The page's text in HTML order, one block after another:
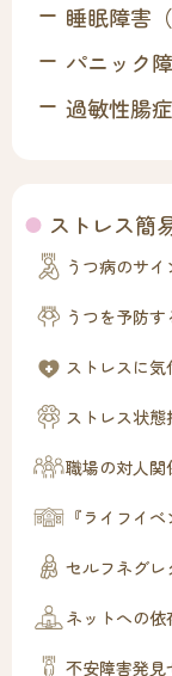
睡眠障害
パニック
過敏性腸
ストレス簡
うつ病のサ
うつを予防
ストレスに
ストレス状態
職場の対人関
『ライフイ
セルフネグレ
ネットへの依
不安障害発見